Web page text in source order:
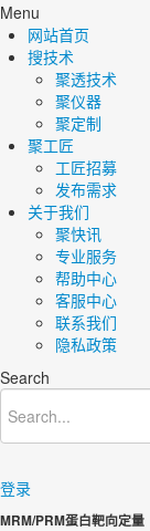
Menu
网站首页
搜技术
聚透技术
聚仪器
聚定制
聚工匠
工匠招募
发布需求
关于我们
聚快讯
专业服务
帮助中心
客服中心
联系我们
隐私政策
Search
登录
MRM/PRM蛋白靶向定量